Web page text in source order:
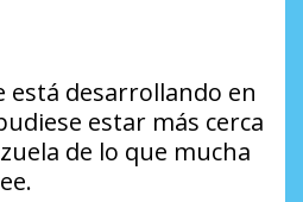
está desarrollando en
estar más cerca
de lo que mucha